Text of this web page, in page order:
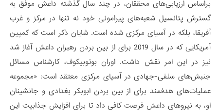
براساس ارزیابی‌های محققان، در چند سال گذشته داعش موفق به
گسترش پتانسیل شعبه‌های پیرامونی خود نه تنها در مرکز و غرب
آفریقا، بلکه در آسیای مرکزی شده است. شایان ذکر است که کمپین
آمریکایی که در سال 2019 برای از بین بردن رهبران داعش آغاز شد
نیز در این امر نقش داشت. اوران بوتوبیکوف، کارشناس مسائل
جنبش‌های سلفی-جهادی در آسیای مرکزی معتقد است: «مجموعه
عملیات‌های هدفمند برای از بین بردن ابوبکر بغدادی و جانشینان
او، به نیروهای داعش فرصت کافی داد تا برای افزایش جذابیت این